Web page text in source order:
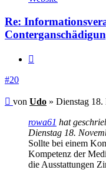
Udo
Re:
#20
Beitrag
von Udo » Dienstag
rowa61 hat
Dienstag 18.
Sollte bei einem
Kompetenz der
die Ausstattungen